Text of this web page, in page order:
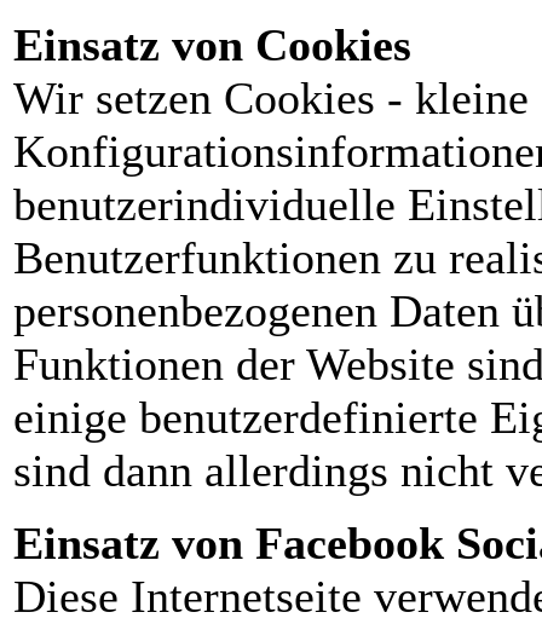
Einsatz von Cookies
Wir setzen Cookies -
benutzerindividuelle
Benutzerfunktionen zu
personenbezogenen Daten
Funktionen der Website
einige benutzerdefinierte
sind dann allerdings nicht
Einsatz von Facebook
Diese Internetseite